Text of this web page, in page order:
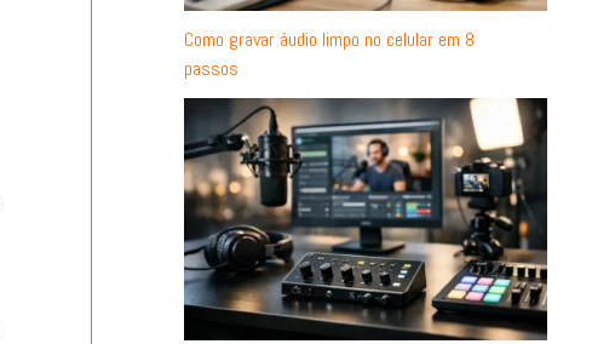
Como gravar áudio limpo no celular em 8
passos